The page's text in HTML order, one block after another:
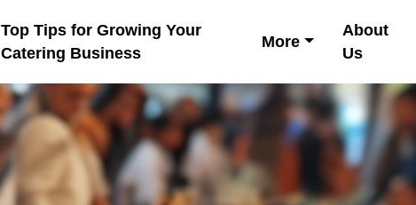
Top Tips for Growing Your
Catering Business
More
About
Us